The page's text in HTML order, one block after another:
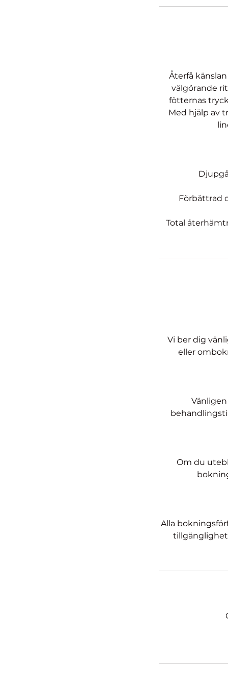
Återfå
välgörande
fötternas
Med hjälp av
Förbättrad
Total
Vi ber dig
eller
Om du
Alla